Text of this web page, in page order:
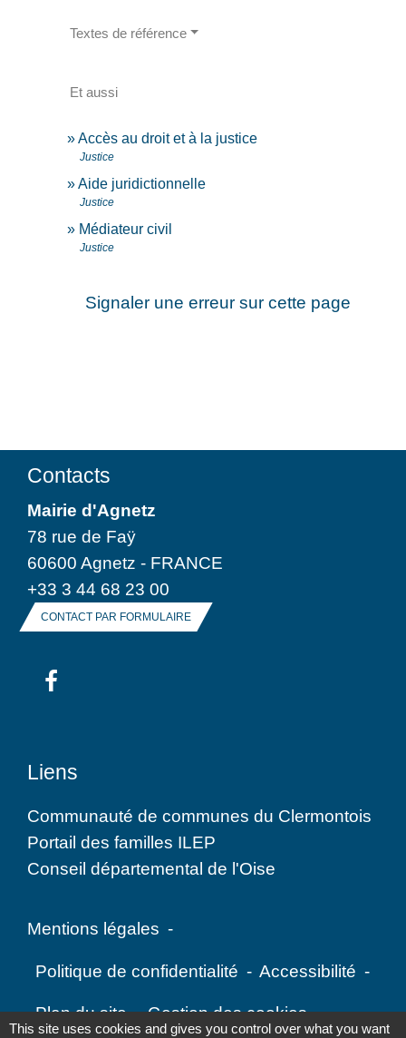
Textes de référence
Et aussi
Accès au droit et à la justice
Justice
Aide juridictionnelle
Justice
Médiateur civil
Justice
Signaler une erreur sur cette page
Contacts
Mairie d'Agnetz
78 rue de Faÿ
60600 Agnetz - FRANCE
+33 3 44 68 23 00
CONTACT PAR FORMULAIRE
Liens
Communauté de communes du Clermontois
Portail des familles ILEP
Conseil départemental de l'Oise
Mentions légales -
Politique de confidentialité - Accessibilité -
Plan du site - Gestion des cookies
This site uses cookies and gives you control over what you want